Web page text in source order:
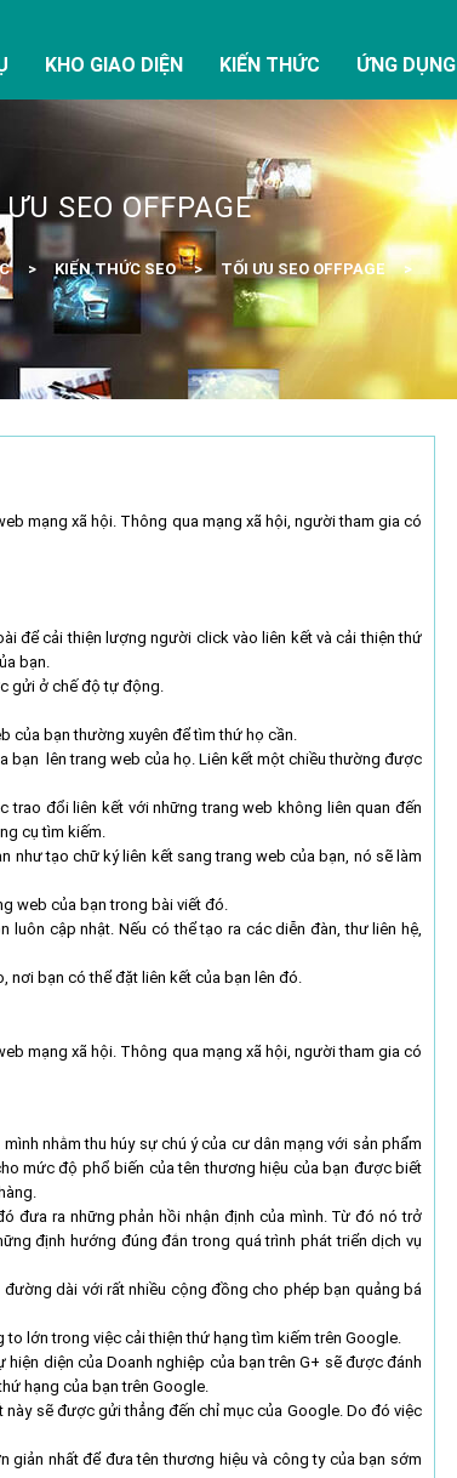
KHO GIAO DIỆN KIẾN THỨC ỨNG DỤNG
SEO OFFPAGE
KIẾN THỨC SEO TỐI ƯU SEO OFFPAGE
mạng xã hội. Thông qua mạng xã hội, người tham gia có
để cải thiện lượng người click vào liên kết và cải thiện thứ
bạn.
gửi ở chế độ tự động.
của bạn thường xuyên để tìm thứ họ cần.
bạn lên trang web của họ. Liên kết một chiều thường được
trao đổi liên kết với những trang web không liên quan đến
cụ tìm kiếm.
như tạo chữ ký liên kết sang trang web của bạn, nó sẽ làm
web của bạn trong bài viết đó.
cập nhật. Nếu có thể tạo ra các diễn đàn, thư liên hệ,
nơi bạn có thể đặt liên kết của bạn lên đó.
mạng xã hội. Thông qua mạng xã hội, người tham gia có
nhằm thu húy sự chú ý của cư dân mạng với sản phẩm
mức độ phổ biến của tên thương hiệu của bạn được biết
đưa ra những phản hồi nhận định của mình. Từ đó nó trở
định hướng đúng đắn trong quá trình phát triển dịch vụ
dài với rất nhiều cộng đồng cho phép bạn quảng bá
lớn trong việc cải thiện thứ hạng tìm kiếm trên Google.
diện của Doanh nghiệp của bạn trên G+ sẽ được đánh
hạng của bạn trên Google.
sẽ được gửi thẳng đến chỉ mục của Google. Do đó việc
giản nhất để đưa tên thương hiệu và công ty của bạn sớm